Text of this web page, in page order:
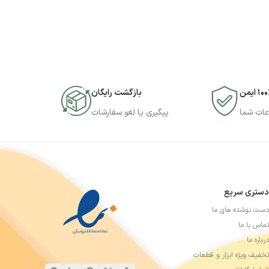
ایمن
شما
بازگشت رایگان
پیگیری یا لغو سفارشات
دستری سریع
دست نوشته های ما
تماس با ما
درباره ما …
تخفیف ویژه ابزار و قطعات